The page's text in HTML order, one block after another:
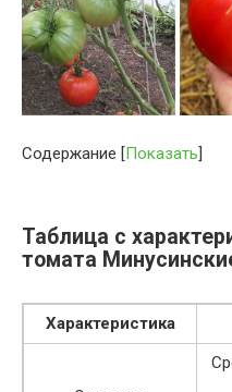
Содержание [Показать]
Таблица с
томата
Характеристика